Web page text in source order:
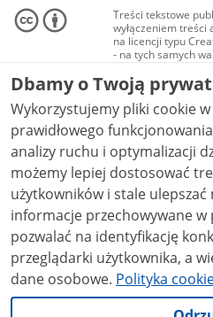
Treści tekstowe
wyłączeniem treści
na licencji typu
- na tych samych
Materiały
audio i wideo, są
Creative Commons:
niekomercyjne - bez
NC-ND 4.0), o ile
Dbamy o Twoją
Wykorzystujemy pliki cookie
prawidłowego
analizy ruchu i optymalizacji
możemy lepiej dostosować
użytkowników i stale ulepszać nasze
informacje przechowywane w
pozwalać na identyfikację
przeglądarki użytkownika, a
dane osobowe. Polityka